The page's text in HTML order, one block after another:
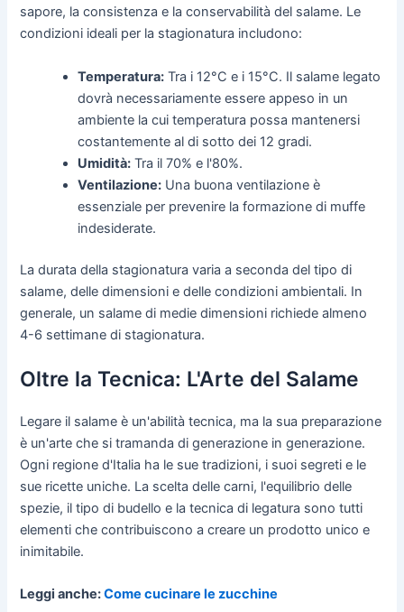
sapore, la consistenza e la conservabilità del salame. Le
condizioni ideali per la stagionatura includono:
Temperatura: Tra i 12°C e i 15°C. Il salame legato
dovrà necessariamente essere appeso in un
ambiente la cui temperatura possa mantenersi
costantemente al di sotto dei 12 gradi.
Umidità: Tra il 70% e l'80%.
Ventilazione: Una buona ventilazione è
essenziale per prevenire la formazione di muffe
indesiderate.
La durata della stagionatura varia a seconda del tipo di
salame, delle dimensioni e delle condizioni ambientali. In
generale, un salame di medie dimensioni richiede almeno
4-6 settimane di stagionatura.
Oltre la Tecnica: L'Arte del Salame
Legare il salame è un'abilità tecnica, ma la sua preparazione
è un'arte che si tramanda di generazione in generazione.
Ogni regione d'Italia ha le sue tradizioni, i suoi segreti e le
sue ricette uniche. La scelta delle carni, l'equilibrio delle
spezie, il tipo di budello e la tecnica di legatura sono tutti
elementi che contribuiscono a creare un prodotto unico e
inimitabile.
Leggi anche:Come cucinare le zucchine